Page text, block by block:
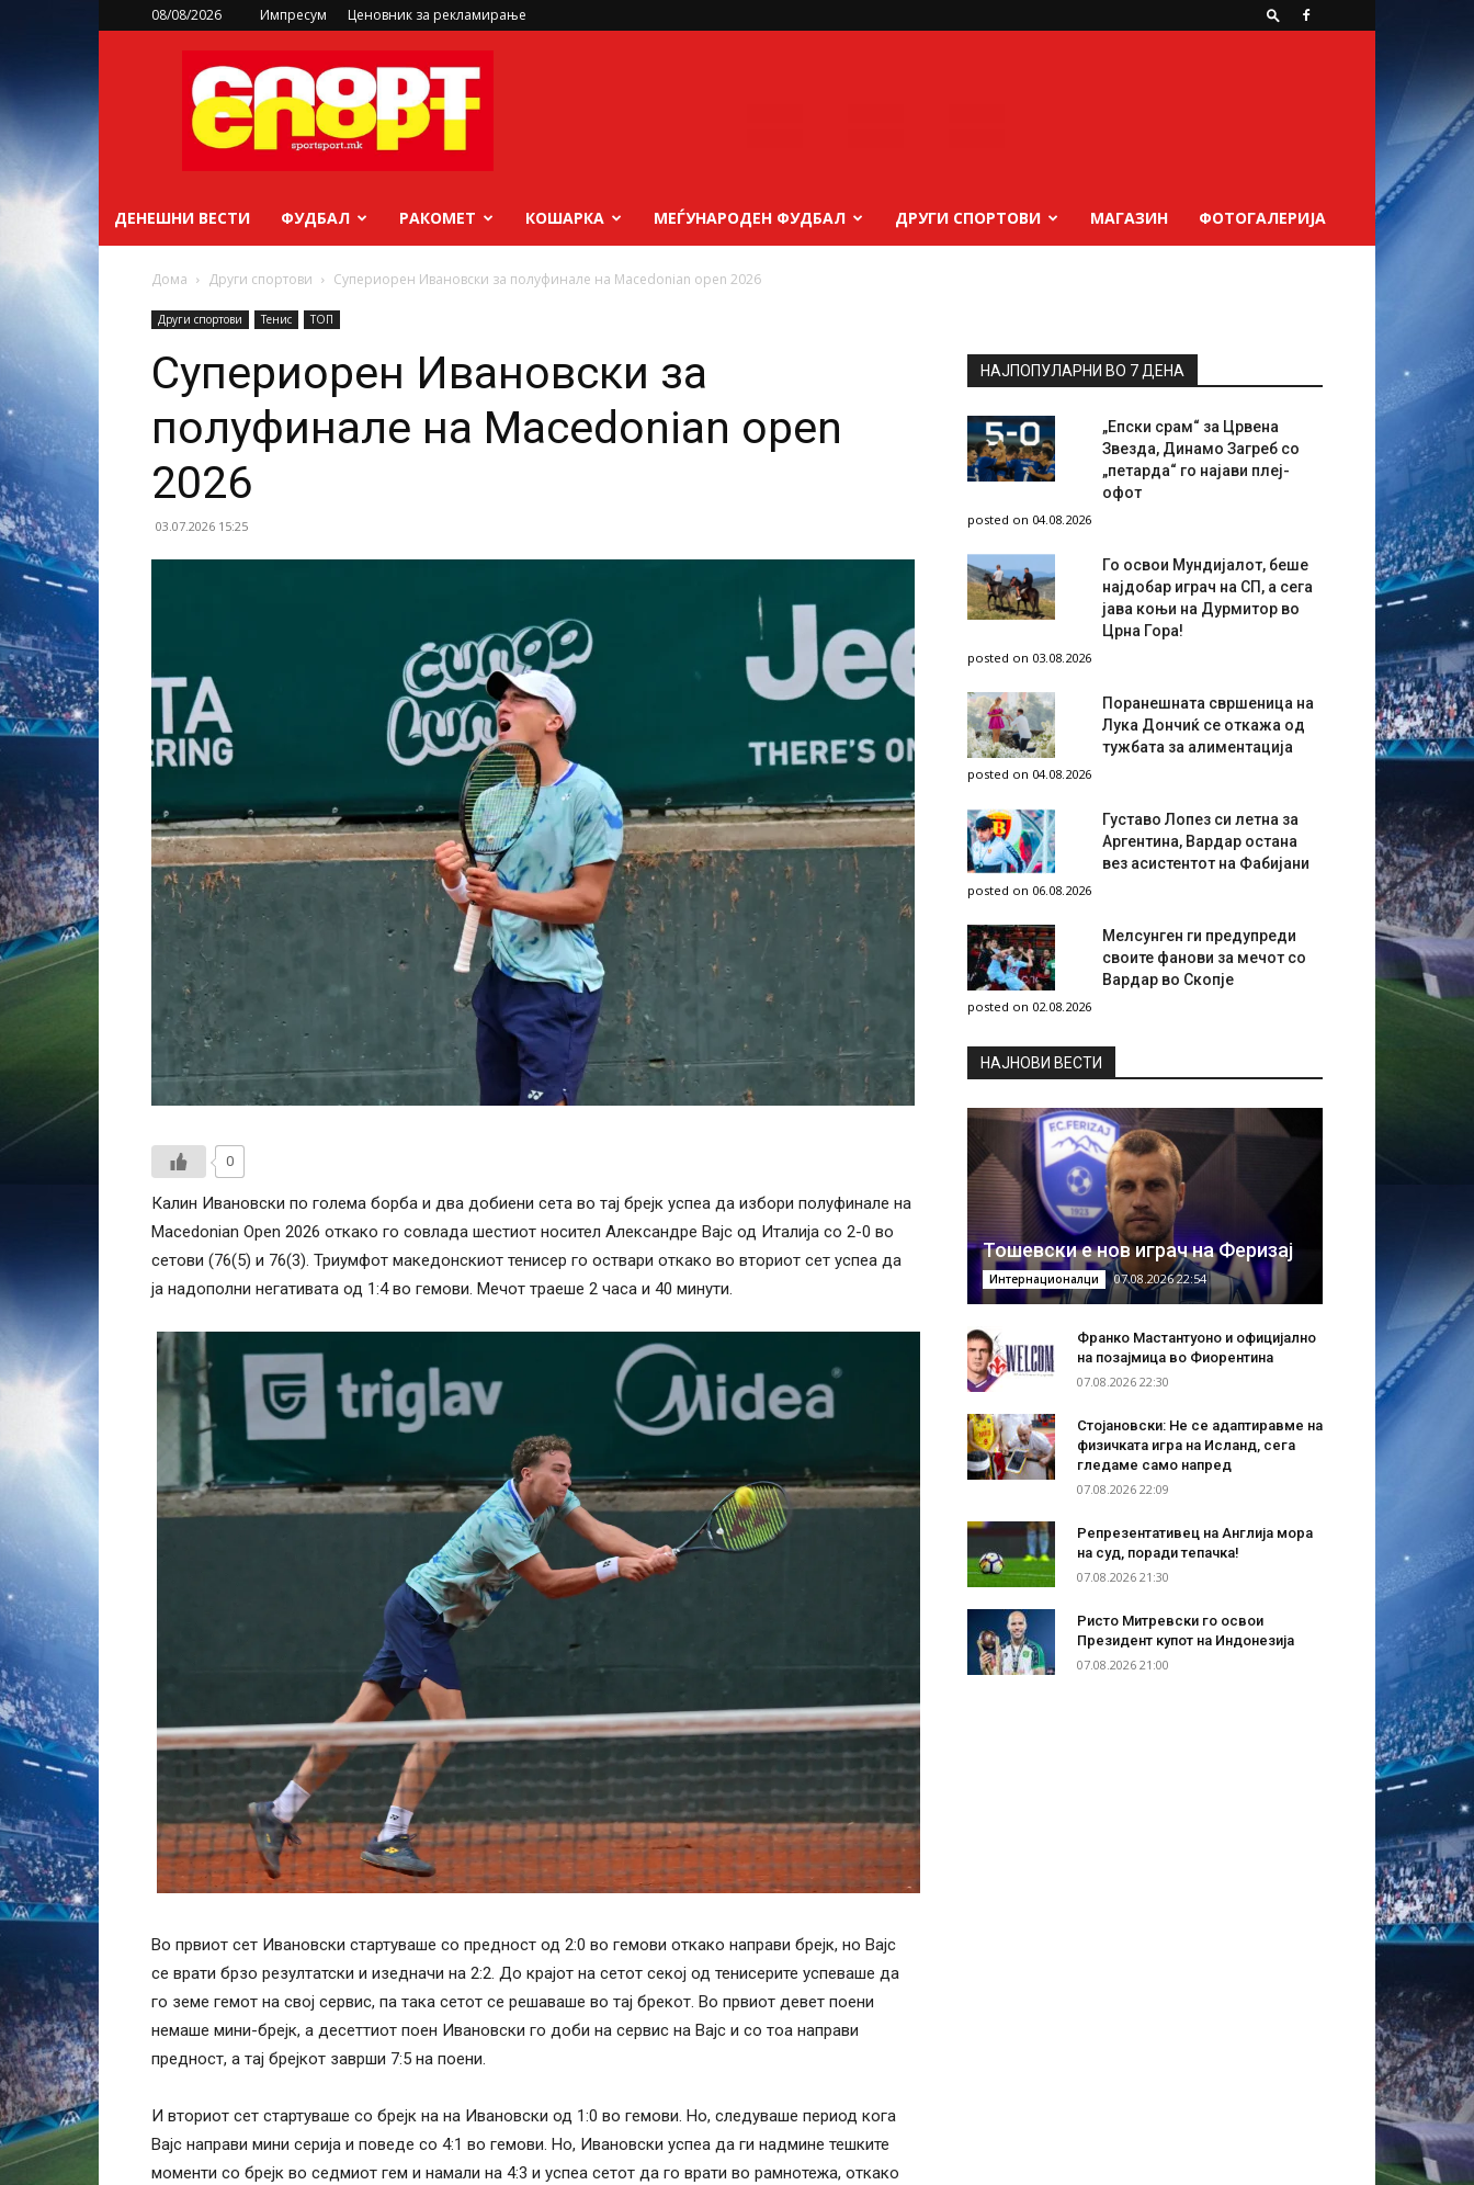
08/08/2026 Импресум Ценовник за рекламирање
sportsport.mk
ДЕНЕШНИ ВЕСТИ ФУДБАЛ РАКОМЕТ КОШАРКА МЕЃУНАРОДЕН ФУДБАЛ ДРУГИ СПОРТОВИ МАГАЗИН ФОТОГАЛЕРИЈА
Дома Други спортови Супериорен Ивановски за полуфинале на Macedonian open 2026
Други спортови Тенис ТОП
Супериорен Ивановски за
полуфинале на Macedonian open
2026
03.07.2026 15:25
0
Калин Ивановски по голема борба и два добиени сета во тај брејк успеа да избори полуфинале на
Macedonian Open 2026 откако го совлада шестиот носител Александре Вајс од Италија со 2-0 во
сетови (76(5) и 76(3). Триумфот македонскиот тенисер го оствари откако во вториот сет успеа да
ја надополни негативата од 1:4 во гемови. Мечот траеше 2 часа и 40 минути.
Во првиот сет Ивановски стартуваше со предност од 2:0 во гемови откако направи брејк, но Вајс
се врати брзо резултатски и изедначи на 2:2. До крајот на сетот секој од тенисерите успеваше да
го земе гемот на свој сервис, па така сетот се решаваше во тај брекот. Во првиот девет поени
немаше мини-брејк, а десеттиот поен Ивановски го доби на сервис на Вајс и со тоа направи
предност, а тај брејкот заврши 7:5 на поени.
И вториот сет стартуваше со брејк на на Ивановски од 1:0 во гемови. Но, следуваше период кога
Вајс направи мини серија и поведе со 4:1 во гемови. Но, Ивановски успеа да ги надмине тешките
моменти со брејк во седмиот гем и намали на 4:3 и успеа сетот да го врати во рамнотежа, откако
НАЈПОПУЛАРНИ ВО 7 ДЕНА
„Епски срам“ за Црвена
Звезда, Динамо Загреб со
„петарда“ го најави плеј-
офот
posted on 04.08.2026
Го освои Мундијалот, беше
најдобар играч на СП, а сега
јава коњи на Дурмитор во
Црна Гора!
posted on 03.08.2026
Поранешната свршеница на
Лука Дончиќ се откажа од
тужбата за алиментација
posted on 04.08.2026
Густаво Лопез си летна за
Аргентина, Вардар остана
вез асистентот на Фабијани
posted on 06.08.2026
Мелсунген ги предупреди
своите фанови за мечот со
Вардар во Скопје
posted on 02.08.2026
НAЈНОВИ ВЕСТИ
Тошевски е нов играч на Феризај
Интернационалци 07.08.2026 22:54
Франко Мастантуоно и официјално
на позајмица во Фиорентина
07.08.2026 22:30
Стојановски: Не се адаптиравме на
физичката игра на Исланд, сега
гледаме само напред
07.08.2026 22:09
Репрезентативец на Англија мора
на суд, поради тепачка!
07.08.2026 21:30
Ристо Митревски го освои
Президент купот на Индонезија
07.08.2026 21:00